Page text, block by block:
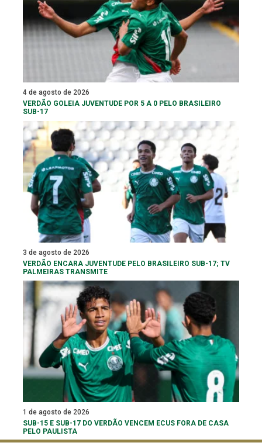
4 de agosto de 2026
VERDÃO GOLEIA JUVENTUDE POR 5 A 0 PELO BRASILEIRO
SUB-17
3 de agosto de 2026
VERDÃO ENCARA JUVENTUDE PELO BRASILEIRO SUB-17; TV
PALMEIRAS TRANSMITE
1 de agosto de 2026
SUB-15 E SUB-17 DO VERDÃO VENCEM ECUS FORA DE CASA
PELO PAULISTA